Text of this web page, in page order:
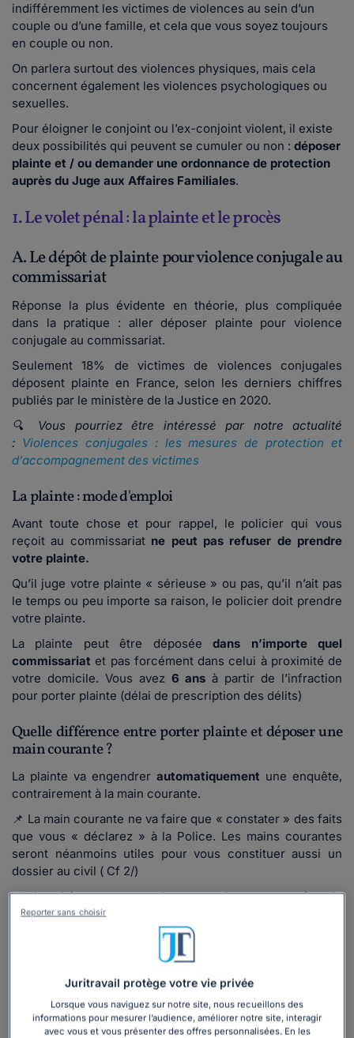
indifféremment les victimes de violences au sein d’un
couple ou d’une famille, et cela que vous soyez toujours
en couple ou non.
On parlera surtout des violences physiques, mais cela
concernent également les violences psychologiques ou
sexuelles.
Pour éloigner le conjoint ou l’ex-conjoint violent, il existe
deux possibilités qui peuvent se cumuler ou non : déposer
plainte et / ou demander une ordonnance de protection
auprès du Juge aux Affaires Familiales.
1. Le volet pénal : la plainte et le procès
A. Le dépôt de plainte pour violence conjugale au
commissariat
Réponse la plus évidente en théorie, plus compliquée
dans la pratique : aller déposer plainte pour violence
conjugale au commissariat.
Seulement 18% de victimes de violences conjugales
déposent plainte en France, selon les derniers chiffres
publiés par le ministère de la Justice en 2020.
🔍 Vous pourriez être intéressé par notre actualité
: Violences conjugales : les mesures de protection et
d’accompagnement des victimes
La plainte : mode d'emploi
Avant toute chose et pour rappel, le policier qui vous
reçoit au commissariat ne peut pas refuser de prendre
votre plainte.
Qu’il juge votre plainte « sérieuse » ou pas, qu’il n’ait pas
le temps ou peu importe sa raison, le policier doit prendre
votre plainte.
La plainte peut être déposéedans n’importe quel
commissariat et pas forcément dans celui à proximité de
votre domicile. Vous avez 6 ans à partir de l’infraction
pour porter plainte (délai de prescription des délits)
Quelle différence entre porter plainte et déposer une
main courante ?
La plainte va engendrer automatiquement une enquête,
contrairement à la main courante.
📌 La main courante ne va faire que « constater » des faits
que vous « déclarez » à la Police. Les mains courantes
seront néanmoins utiles pour vous constituer aussi un
dossier au civil ( Cf 2/)
📌 La plainte, en revanche, engendre une enquête de
Police et une saisine du Parquet. Le Parquet décidera
quelle suite donner à votre plainte ( saisine du Tribunal ou
La convocation pour violence conjugale
Dans tous les cas, dans le cadre de l’enquête et avant que
le Parquet ( le Procureur de la République) ne prenne sa
Juritravail protège votre vie privée
Lorsque vous naviguez sur notre site, nous recueillons des
informations pour mesurer l’audience, améliorer notre site, interagir
avec vous et vous présenter des offres personnalisées. En les
Reporter sans choisir